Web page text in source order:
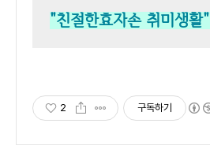
"친절한효자손 취미생활"
2 구독하기